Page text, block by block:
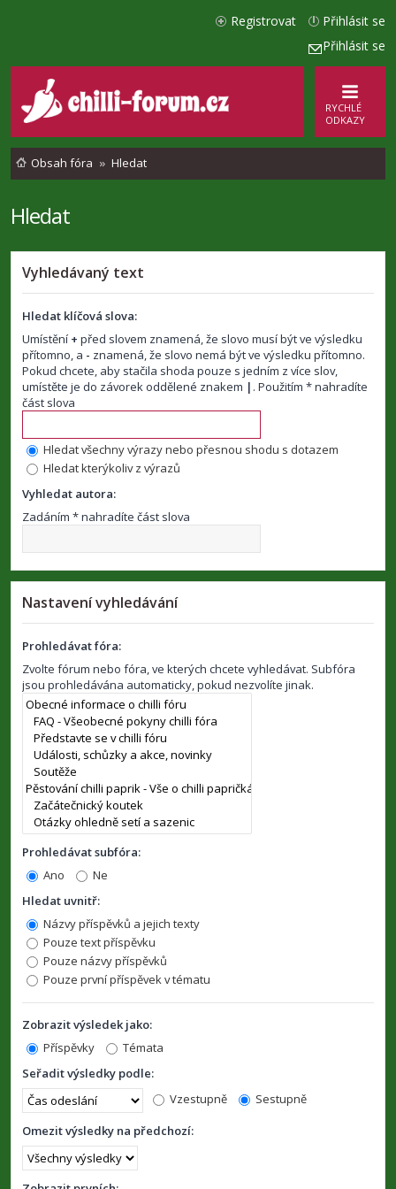
Přihlásit se
Přihlásit se
Registrovat
RYCHLÉ
ODKAZY
Obsah fóra Hledat
Hledat
Vyhledávaný text
Hledat klíčová slova:
Umístění + před slovem znamená, že slovo musí být ve výsledku
přítomno, a - znamená, že slovo nemá být ve výsledku přítomno.
Pokud chcete, aby stačila shoda pouze s jedním z více slov,
umístěte je do závorek oddělené znakem | . Použitím * nahradíte
část slova
Hledat všechny výrazy nebo přesnou shodu s dotazem
Hledat kterýkoliv z výrazů
Vyhledat autora:
Zadáním * nahradíte část slova
Nastavení vyhledávání
Prohledávat fóra:
Zvolte fórum nebo fóra, ve kterých chcete vyhledávat. Subfóra
jsou prohledávána automaticky, pokud nezvolíte jinak.
Prohledávat subfóra:
Ano
Ne
Hledat uvnitř:
Názvy příspěvků a jejich texty
Pouze text příspěvku
Pouze názvy příspěvků
Pouze první příspěvek v tématu
Zobrazit výsledek jako:
Příspěvky
Témata
Seřadit výsledky podle:
Vzestupně
Sestupně
Omezit výsledky na předchozí: